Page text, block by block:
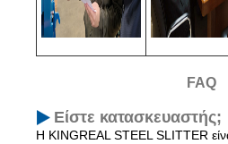
FAQ
Είστε κατασκευαστής;
Η KINGREAL STEEL SLITTER